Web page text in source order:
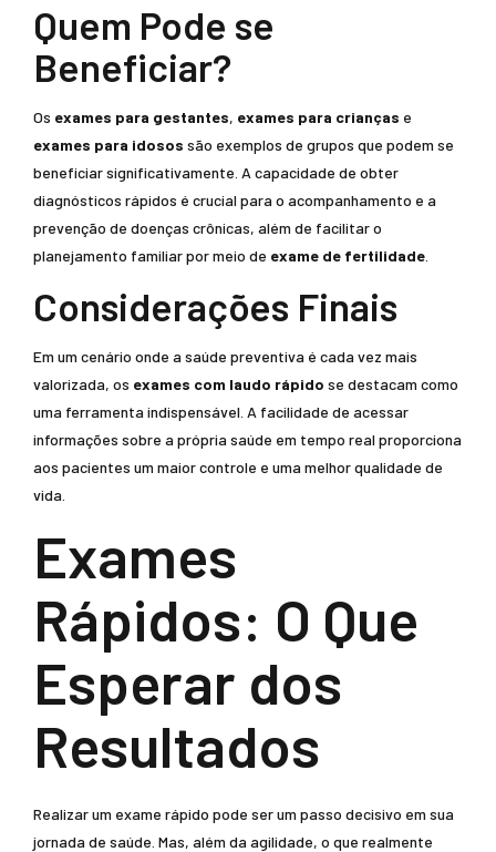
Quem Pode se
Beneficiar?
Os exames para gestantes, exames para crianças e
exames para idosos são exemplos de grupos que podem se
beneficiar significativamente. A capacidade de obter
diagnósticos rápidos é crucial para o acompanhamento e a
prevenção de doenças crônicas, além de facilitar o
planejamento familiar por meio de exame de fertilidade
Considerações Finais
Em um cenário onde a saúde preventiva é cada vez mais
valorizada, os exames com laudo rápido se destacam como
uma ferramenta indispensável. A facilidade de acessar
informações sobre a própria saúde em tempo real proporciona
aos pacientes um maior controle e uma melhor qualidade de
vida.
Exames
Rápidos: O Que
Esperar dos
Resultados
Realizar um exame rápido pode ser um passo decisivo em sua
jornada de saúde. Mas, além da agilidade, o que realmente